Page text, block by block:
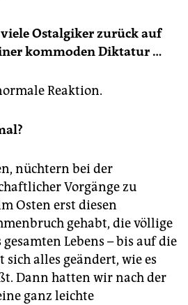
Ostalgiker zurück auf
kommoden Diktatur …
Reaktion.
nüchtern bei der
Vorgänge zu
Osten erst diesen
gehabt, die völlige
Lebens – bis auf die
sich alles geändert, wie es
Dann hatten wir nach der
ganz leichte